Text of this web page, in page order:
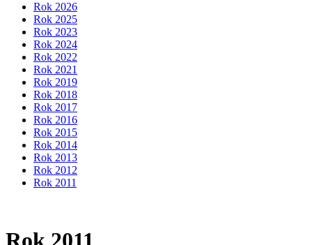
Rok 2026
Rok 2025
Rok 2023
Rok 2024
Rok 2022
Rok 2021
Rok 2019
Rok 2018
Rok 2017
Rok 2016
Rok 2015
Rok 2014
Rok 2013
Rok 2012
Rok 2011